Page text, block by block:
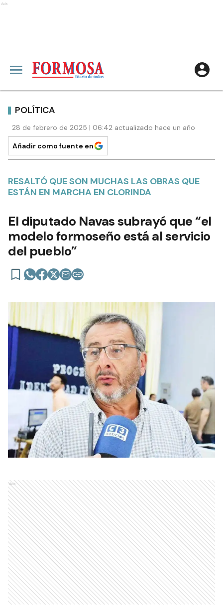
Ads
POLÍTICA
28 de febrero de 2025 | 06:42 actualizado hace un año
Añadir como fuente en
RESALTÓ QUE SON MUCHAS LAS OBRAS QUE
ESTÁN EN MARCHA EN CLORINDA
El diputado Navas subrayó que “el
modelo formoseño está al servicio
del pueblo”
Ads